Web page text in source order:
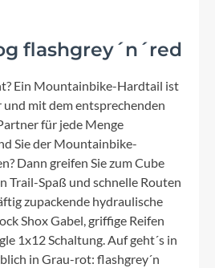
flashgrey´n´red
Ein Mountainbike-Hardtail ist
mit dem entsprechenden
für jede Menge
Sie der Mountainbike-
Dann greifen Sie zum Cube
Trail-Spaß und schnelle Routen
zupackende hydraulische
Shox Gabel, griffige Reifen
1x12 Schaltung. Auf geht´s in
in Grau-rot: flashgrey´n